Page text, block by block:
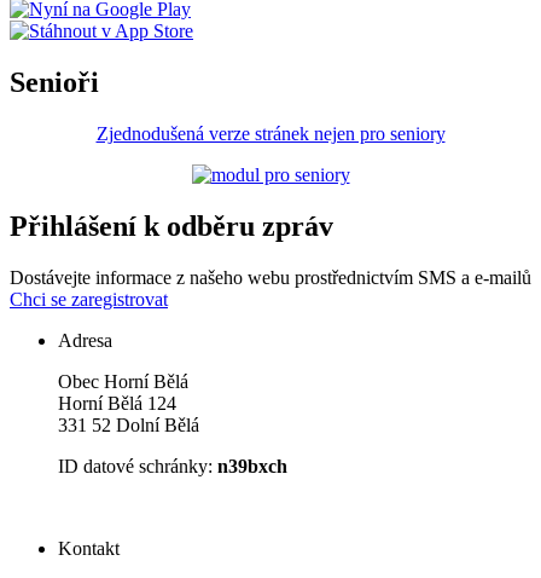
Senioři
Zjednodušená verze stránek nejen pro seniory
Přihlášení k odběru zpráv
Dostávejte informace z našeho webu prostřednictvím SMS a e-mailů
Chci se zaregistrovat
Adresa
Obec Horní Bělá
Horní Bělá 124
331 52 Dolní Bělá
ID datové schránky: n39bxch
Kontakt